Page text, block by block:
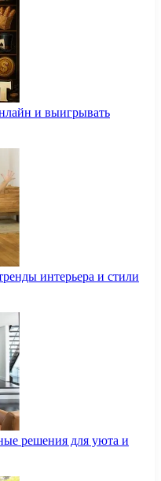
и выигрывать
интерьера и стили
решения для уюта и